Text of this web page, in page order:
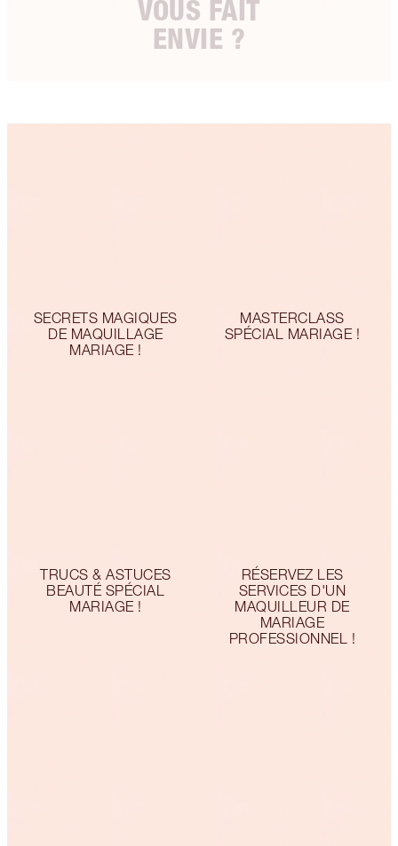
VOUS FAIT
ENVIE ?
SECRETS MAGIQUES
DE MAQUILLAGE
MARIAGE !
MASTERCLASS
SPÉCIAL MARIAGE !
TRUCS & ASTUCES
BEAUTÉ SPÉCIAL
MARIAGE !
RÉSERVEZ LES
SERVICES D'UN
MAQUILLEUR DE
MARIAGE
PROFESSIONNEL !